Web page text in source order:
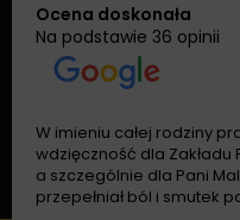
Ocena doskonała
Na podstawie 36 opinii
W imieniu całej rodziny
wdzięczność dla
a szczególnie dla Pani
przepełniał ból i smutek